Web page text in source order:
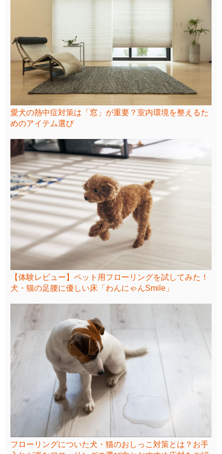
愛犬の熱中症対策は「窓」が重要？室内環境を整えるた
めのアイテム選び
【体験レビュー】ペット用フローリングを試してみた！
犬・猫の足腰に優しい床「わんにゃんSmile」
フローリングについた犬・猫のおしっこ対策とは？お手